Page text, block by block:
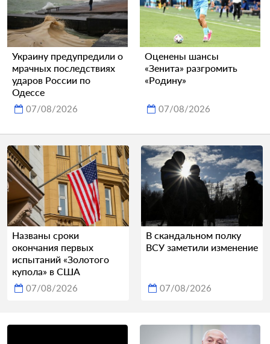
Украину предупредили о
мрачных последствиях
ударов России по
Одессе
07/08/2026
Оценены шансы
«Зенита» разгромить
«Родину»
07/08/2026
Названы сроки
окончания первых
испытаний «Золотого
купола» в США
07/08/2026
В скандальном полку
ВСУ заметили изменение
07/08/2026